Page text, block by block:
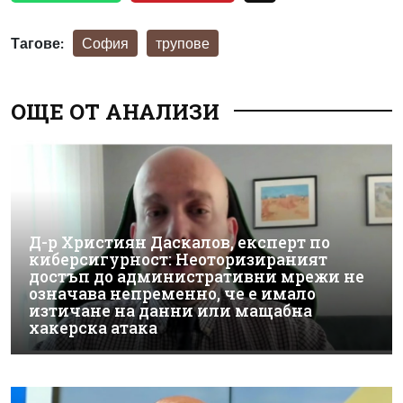
Тагове: София трупове
ОЩЕ ОТ АНАЛИЗИ
Д-р Християн Даскалов, експерт по
киберсигурност: Неоторизираният
достъп до административни мрежи не
означава непременно, че е имало
изтичане на данни или мащабна
хакерска атака